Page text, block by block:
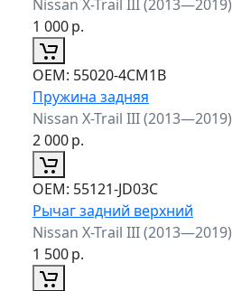
Nissan X-Trail III (2013—2019)
1 000р.
ОЕМ: 55020-4CM1B
Пружина задняя
Nissan X-Trail III (2013—2019)
2 000р.
ОЕМ: 55121-JD03C
Рычаг задний верхний
Nissan X-Trail III (2013—2019)
1 500р.